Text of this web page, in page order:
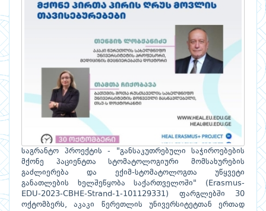
საგრანტო პროექტის - "განსაკუთრებული საჭიროებების
მქონე პაციენტთა სტომატოლოგიური მომსახურების
გაძლიერება და ექიმ-სტომატოლოგთა უწყვეტი
განათლების ხელშეწყობა საქართველოში" (Erasmus-
EDU-2023-CBHE-Strand-1-101129331) ფარგლებში 30
ოქტომბერს, აკაკი წერეთლის უნივერსიტეტთან ერთად